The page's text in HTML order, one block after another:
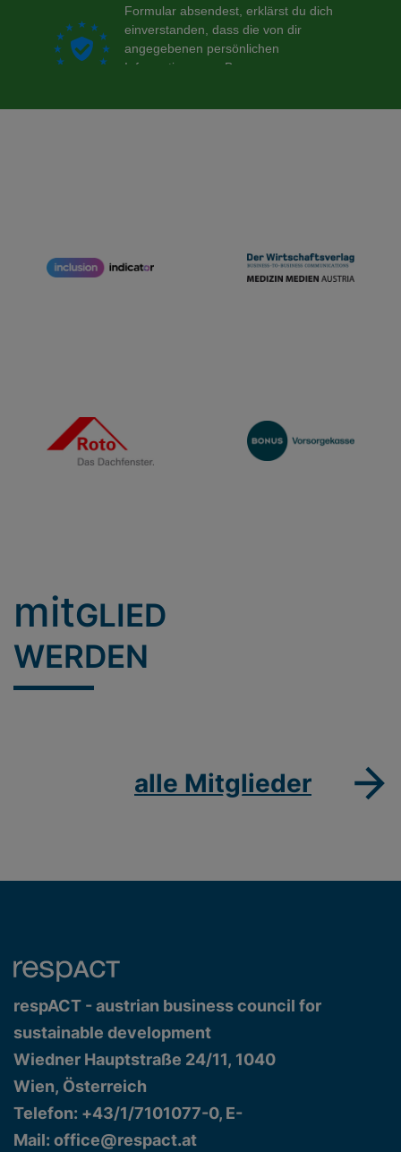
mitGLIED
WERDEN
alle Mitglieder
respACT - austrian business council for
sustainable development
Wiedner Hauptstraße 24/11, 1040
Wien, Österreich
Telefon: +43/1/7101077-0, E-
Mail: office@respact.at